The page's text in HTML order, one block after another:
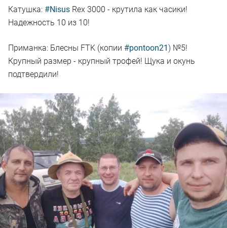
Катушка: #Nisus Rex 3000 - крутила как часики!
Надежность 10 из 10!
Приманка: Блесны FTK (копии #pontoon21) №5!
Крупный размер - крупный трофей! Щука и окунь
подтвердили!